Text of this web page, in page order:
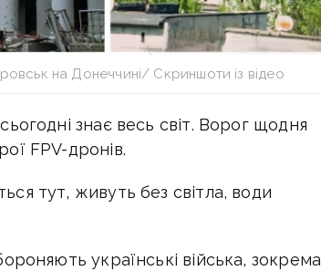
на Донеччині/ Скриншоти із відео
знає весь світ. Ворог щодня
FPV-дронів.
тут, живуть без світла, води
українські війська, зокрема